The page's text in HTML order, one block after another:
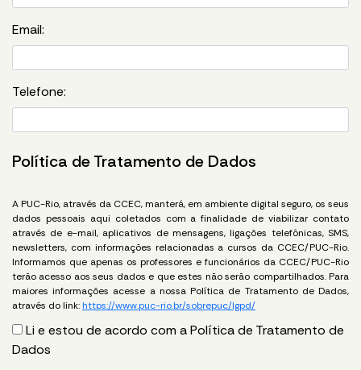
Email:
Telefone:
Política de Tratamento de Dados
A PUC-Rio, através da CCEC, manterá, em ambiente digital seguro, os seus
dados pessoais aqui coletados com a finalidade de viabilizar contato
através de e-mail, aplicativos de mensagens, ligações telefônicas, SMS,
newsletters, com informações relacionadas a cursos da CCEC/PUC-Rio.
Informamos que apenas os professores e funcionários da CCEC/PUC-Rio
terão acesso aos seus dados e que estes não serão compartilhados. Para
maiores informações acesse a nossa Política de Tratamento de Dados,
através do link: https://www.puc-rio.br/sobrepuc/lgpd/
Li e estou de acordo com a Política de Tratamento de
Dados